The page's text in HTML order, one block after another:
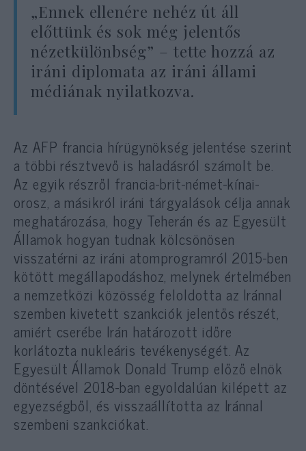
„Ennek ellenére nehéz út áll
előttünk és sok még jelentős
nézetkülönbség” – tette hozzá az
iráni diplomata az iráni állami
médiának nyilatkozva.
Az AFP francia hírügynökség jelentése szerint
a többi résztvevő is haladásról számolt be.
Az egyik részről francia-brit-német-kínai-
orosz, a másikról iráni tárgyalások célja annak
meghatározása, hogy Teherán és az Egyesült
Államok hogyan tudnak kölcsönösen
visszatérni az iráni atomprogramról 2015-ben
kötött megállapodáshoz, melynek értelmében
a nemzetközi közösség feloldotta az Iránnal
szemben kivetett szankciók jelentős részét,
amiért cserébe Irán határozott időre
korlátozta nukleáris tevékenységét. Az
Egyesült Államok Donald Trump előző elnök
döntésével 2018-ban egyoldalúan kilépett az
egyezségből, és visszaállította az Iránnal
szembeni szankciókat.